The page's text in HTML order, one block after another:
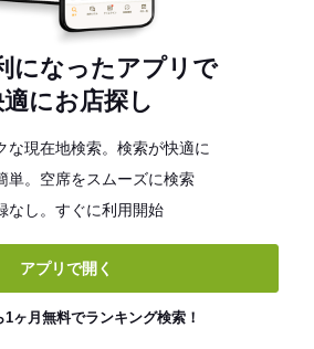
になったアプリで
にお店探し
な現在地検索。検索が快適に
単。空席をスムーズに検索
なし。すぐに利用開始
アプリで開く
1ヶ月無料でランキング検索！